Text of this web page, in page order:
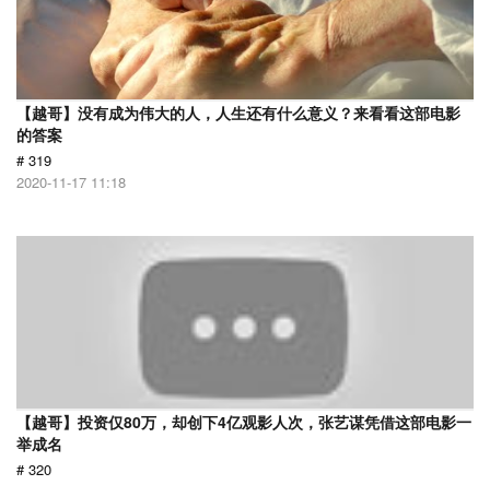
【越哥】没有成为伟大的人，人生还有什么意义？来看看这部电影
的答案
# 319
2020-11-17 11:18
【越哥】投资仅80万，却创下4亿观影人次，张艺谋凭借这部电影一
举成名
# 320